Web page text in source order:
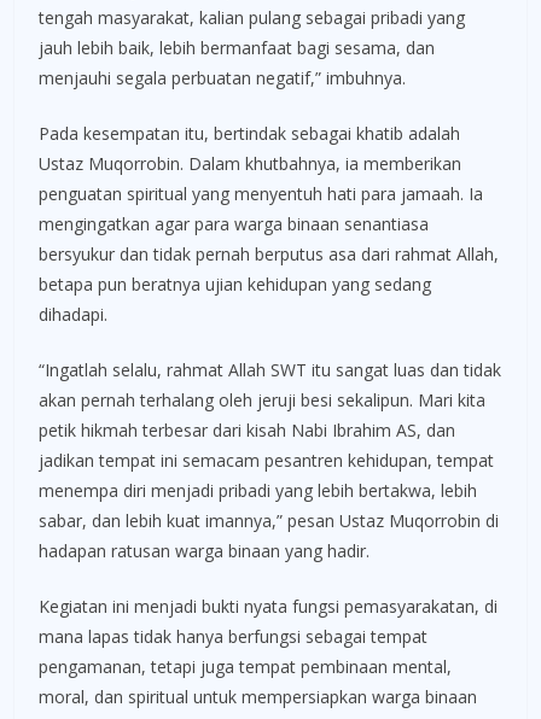
tengah masyarakat, kalian pulang sebagai pribadi yang
jauh lebih baik, lebih bermanfaat bagi sesama, dan
menjauhi segala perbuatan negatif,” imbuhnya.
Pada kesempatan itu, bertindak sebagai khatib adalah
Ustaz Muqorrobin. Dalam khutbahnya, ia memberikan
penguatan spiritual yang menyentuh hati para jamaah. Ia
mengingatkan agar para warga binaan senantiasa
bersyukur dan tidak pernah berputus asa dari rahmat Allah,
betapa pun beratnya ujian kehidupan yang sedang
dihadapi.
“Ingatlah selalu, rahmat Allah SWT itu sangat luas dan tidak
akan pernah terhalang oleh jeruji besi sekalipun. Mari kita
petik hikmah terbesar dari kisah Nabi Ibrahim AS, dan
jadikan tempat ini semacam pesantren kehidupan, tempat
menempa diri menjadi pribadi yang lebih bertakwa, lebih
sabar, dan lebih kuat imannya,” pesan Ustaz Muqorrobin di
hadapan ratusan warga binaan yang hadir.
Kegiatan ini menjadi bukti nyata fungsi pemasyarakatan, di
mana lapas tidak hanya berfungsi sebagai tempat
pengamanan, tetapi juga tempat pembinaan mental,
moral, dan spiritual untuk mempersiapkan warga binaan